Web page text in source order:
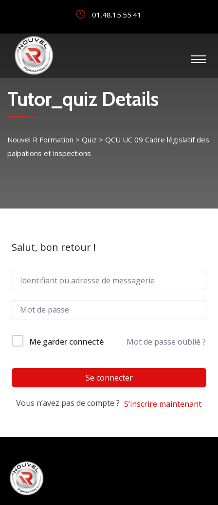
01.48.15.55.41
Tutor_quiz Details
Nouvel R Formation > Quiz > QCU UC 09 Cadre législatif des
palpations et inspections
Salut, bon retour !
Me garder connecté Mot de passe oublié ?
Se connecter
Vous n’avez pas de compte ? S’inscrire maintenant